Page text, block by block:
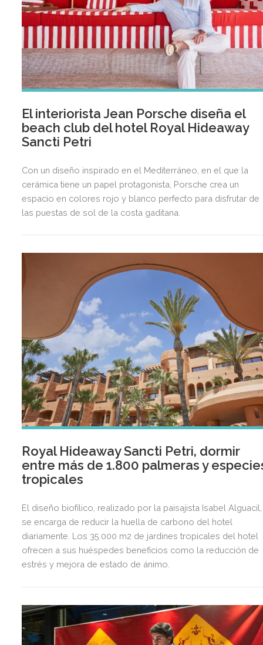
El interiorista Jean Porsche diseña el
beach club del hotel Royal Hideaway
Sancti Petri
Con un diseño inspirado en el Mediterráneo, en el que la
cerámica tiene un papel protagonista, Porsche crea un
espacio en colores rojo y blanco perfecto para disfrutar de
las puestas de sol de la costa gaditana.
Royal Hideaway Sancti Petri, dormir
entre más de 1.800 palmeras y
tropicales
El diseño biofílico, realizado por la paisajista Isabel Alguacil,
se encarga de reducir la huella de carbono del hotel
diariamente. Los 35.000 m2 de jardines tropicales del hotel
ofrecen a sus huéspedes beneficios como la reducción de
estrés y mejora de estado de ánimo.